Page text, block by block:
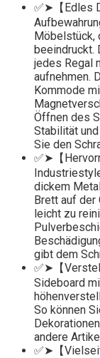
✅➤【Edles
Möbelstück,
beeindruckt.
jedes Regal
aufnehmen.
Kommode
Öffnen des
Stabilität
Sie den
✅➤【
dickem
Brett auf
leicht zu
gibt dem
✅➤【
Sideboard
So können
andere
✅➤【